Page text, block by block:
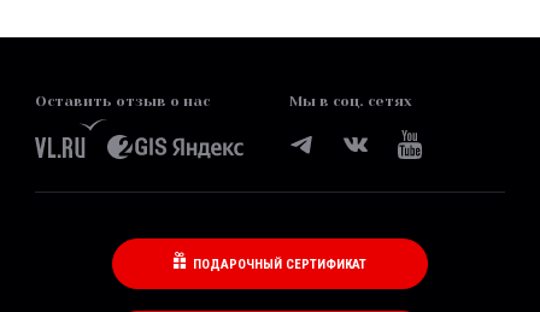
Оставить отзыв о нас Мы в соц. сетях
ПОДАРОЧНЫЙ СЕРТИФИКАТ